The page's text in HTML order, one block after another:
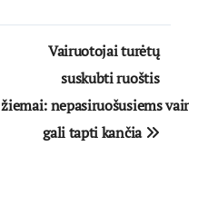
Vairuotojai turėtų
suskubti ruoštis
žiemai: nepasiruošusiems
gali tapti kančia